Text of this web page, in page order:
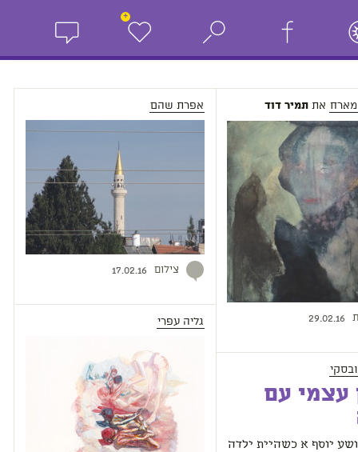
+
מארח את תמיר דוד
29.02.16
עצמי עם
יוסף א כשהיית ילדה
אפרת שהם
צילום 17.02.16
גליה עפרי